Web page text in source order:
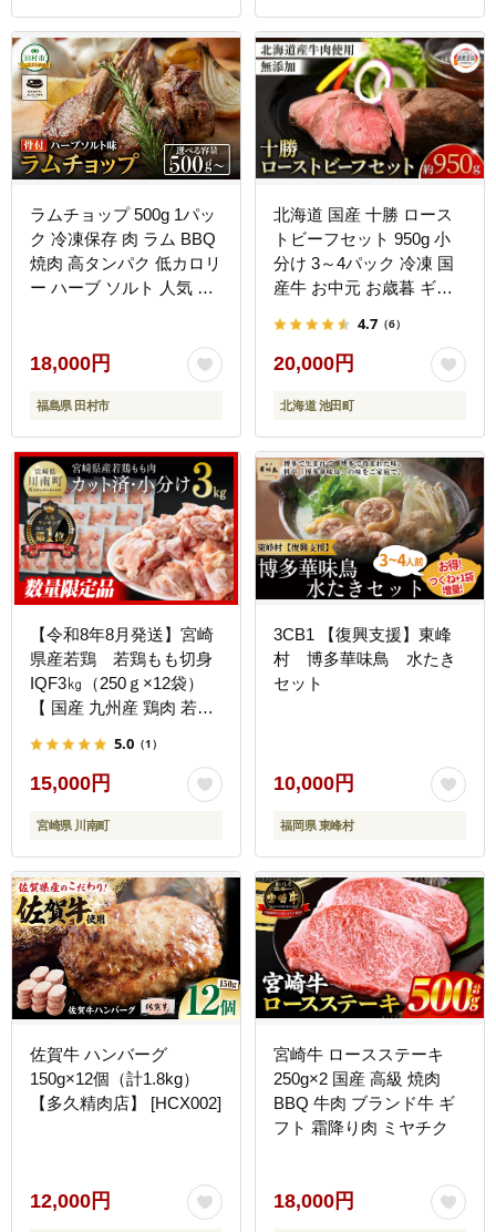
ラムチョップ 500g 1パッ
ク 冷凍保存 肉 ラム BBQ
焼肉 高タンパク 低カロリ
ー ハーブ ソルト 人気 お
N009-007
18,000円
福島県 田村市
北海道 国産 十勝 ロース
トビーフセット 950g 小
分け 3～4パック 冷凍 国
産牛 お中元 お歳暮 ギフ
ビーフ タレ付き
4.7 （6）
20,000円
北海道 池田町
【令和8年8月発送】宮崎
県産若鶏 若鶏もも切身
IQF3㎏（250ｇ×12袋）
【 国産 九州産 鶏肉 若鶏
ぷり 大容量 宮崎県 川南
町 送料無料 】
5.0 （1）
15,000円
宮崎県 川南町
3CB1 【復興支援】東峰
村 博多華味鳥 水たき
セット
10,000円
福岡県 東峰村
佐賀牛 ハンバーグ
150g×12個（計1.8kg）
【多久精肉店】 [HCX002]
12,000円
宮崎牛 ロースステーキ
250g×2 国産 高級 焼肉
BBQ 牛肉 ブランド牛 ギ
フト 霜降り肉 ミヤチク
18,000円